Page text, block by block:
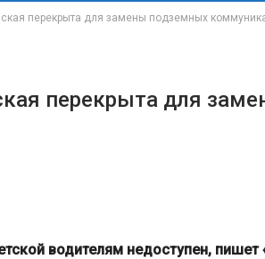
перекрыта для замены подземных
перекрыта для
водителям недоступен, пишет